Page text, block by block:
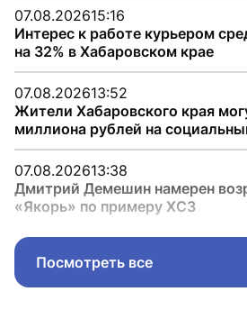
07.08.202615:16
Интерес к работе курьером
на 32% в Хабаровском крае
07.08.202613:52
Жители Хабаровского края
миллиона рублей на
07.08.202613:38
Дмитрий Демешин намерен
«Якорь» по примеру ХСЗ
Посмотреть все